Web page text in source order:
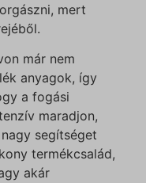
mert
már nem
anyagok, így
a fogási
maradjon,
segítséget
termékcsalád,
akár